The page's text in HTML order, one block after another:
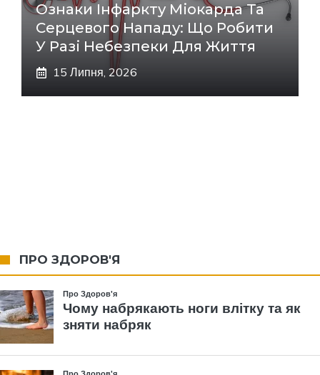
Ознаки Інфаркту Міокарда Та
Серцевого Нападу: Що Робити
У Разі Небезпеки Для Життя
15 Липня, 2026
ПРО ЗДОРОВ'Я